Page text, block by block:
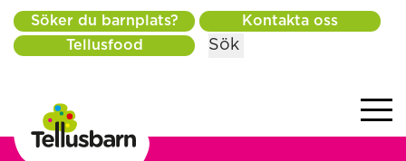
Söker du barnplats?
Kontakta oss
Tellusfood
Sök